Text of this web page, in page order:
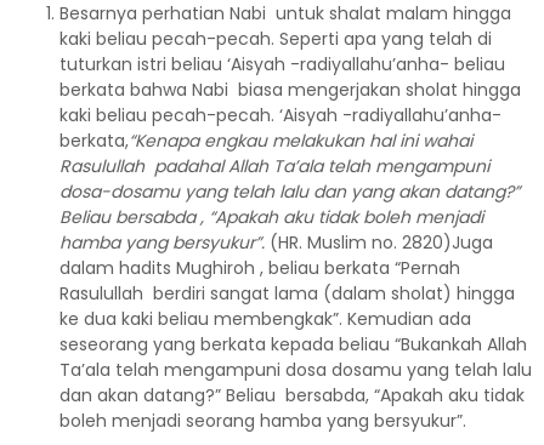
Besarnya perhatian Nabi untuk shalat malam hingga
kaki beliau pecah-pecah. Seperti apa yang telah di
tuturkan istri beliau ‘Aisyah -radiyallahu’anha- beliau
berkata bahwa Nabi biasa mengerjakan sholat hingga
kaki beliau pecah-pecah. ‘Aisyah -radiyallahu’anha-
berkata,“Kenapa engkau melakukan hal ini wahai
Rasulullah padahal Allah Ta’ala telah mengampuni
dosa-dosamu yang telah lalu dan yang akan datang?”
Beliau bersabda , “Apakah aku tidak boleh menjadi
hamba yang bersyukur”.(HR. Muslim no. 2820)Juga
dalam hadits Mughiroh , beliau berkata “Pernah
Rasulullah berdiri sangat lama (dalam sholat) hingga
ke dua kaki beliau membengkak”. Kemudian ada
seseorang yang berkata kepada beliau “Bukankah Allah
Ta’ala telah mengampuni dosa dosamu yang telah lalu
dan akan datang?” Beliau bersabda, “Apakah aku tidak
boleh menjadi seorang hamba yang bersyukur”.